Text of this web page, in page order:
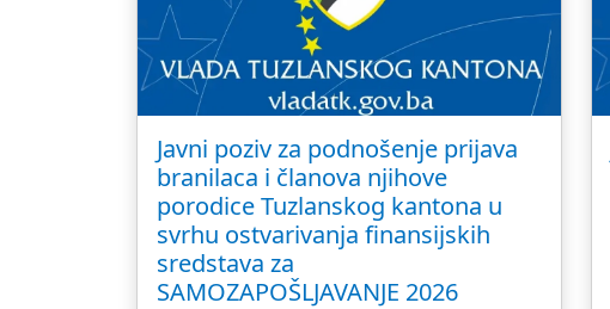
Javni poziv za podnošenje prijava
branilaca i članova njihove
porodice Tuzlanskog kantona u
svrhu ostvarivanja finansijskih
sredstava za
SAMOZAPOŠLJAVANJE 2026